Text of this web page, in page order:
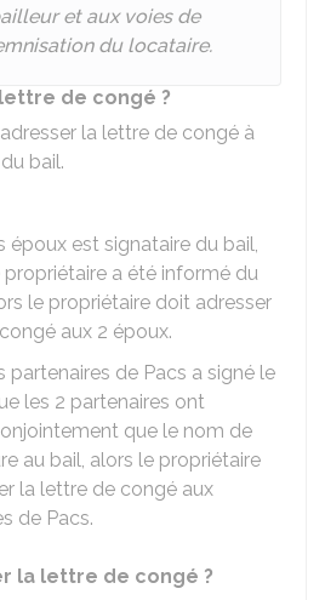
et aux voies de
du locataire.
de congé ?
la lettre de congé à
bail.
époux est signataire du bail,
propriétaire a été informé du
le propriétaire doit adresser
aux 2 époux.
partenaires de Pacs a signé le
les 2 partenaires ont
que le nom de
au bail, alors le propriétaire
la lettre de congé aux
de Pacs.
la lettre de congé ?